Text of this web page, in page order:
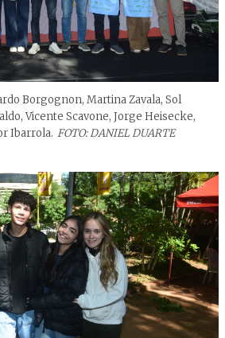
Borgognon, Martina Zavala, Sol
Vicente Scavone, Jorge Heisecke,
Ibarrola. FOTO: DANIEL DUARTE